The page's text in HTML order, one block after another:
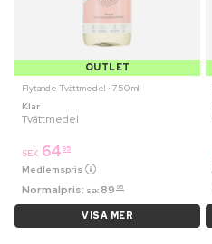
OUTLET
Flytande Tvättmedel ⋅ 750 ml
Klar
Tvättmedel
SEK 64 95
Medlemspris
Normalpris: SEK 89 95
VISA MER